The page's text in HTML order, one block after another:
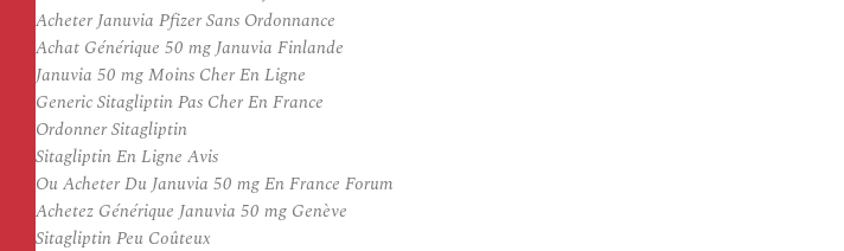
Acheter Januvia Pfizer Sans Ordonnance
Achat Générique 50 mg Januvia Finlande
Januvia 50 mg Moins Cher En Ligne
Generic Sitagliptin Pas Cher En France
Ordonner Sitagliptin
Sitagliptin En Ligne Avis
Ou Acheter Du Januvia 50 mg En France Forum
Achetez Générique Januvia 50 mg Genève
Sitagliptin Peu Coûteux